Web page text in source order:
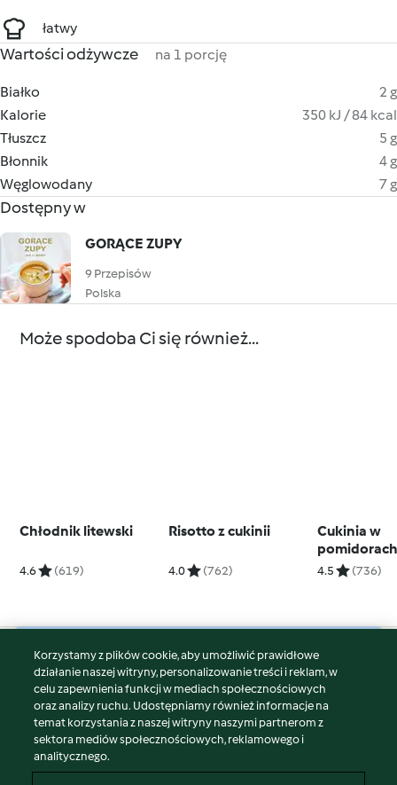
łatwy
Wartości odżywcze na 1 porcję
Białko
2 g
Kalorie
350 kJ / 84 kcal
Tłuszcz
5 g
Błonnik
4 g
Węglowodany
7 g
Dostępny w
GORĄCE ZUPY
9 Przepisów
Polska
Może spodoba Ci się również...
Chłodnik litewski
4.6 (619)
Risotto z cukinii
4.0 (762)
Cukinia w
4.5 (736)
© Copyright 2026
Warunki korzystania
Polityka prywatności
Disclaimer
Znak wydawcy
Korzystamy z plików cookie, aby umożliwić prawidłowe
działanie naszej witryny, personalizowanie treści i reklam, w
celu zapewnienia funkcji w mediach społecznościowych
oraz analizy ruchu. Udostępniamy również informacje na
temat korzystania z naszej witryny naszymi partnerom z
sektora mediów społecznościowych, reklamowego i
analitycznego.